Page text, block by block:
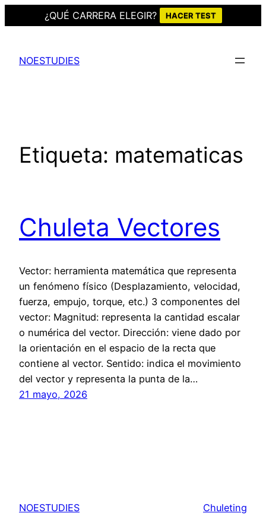
¿QUÉ CARRERA ELEGIR? HACER TEST
contenido
NOESTUDIES
Etiqueta: matematicas
Chuleta Vectores
Vector: herramienta matemática que representa
un fenómeno físico (Desplazamiento, velocidad,
fuerza, empujo, torque, etc.) 3 componentes del
vector: Magnitud: representa la cantidad escalar
o numérica del vector. Dirección: viene dado por
la orientación en el espacio de la recta que
contiene al vector. Sentido: indica el movimiento
del vector y representa la punta de la…
21 mayo, 2026
NOESTUDIES Chuleting